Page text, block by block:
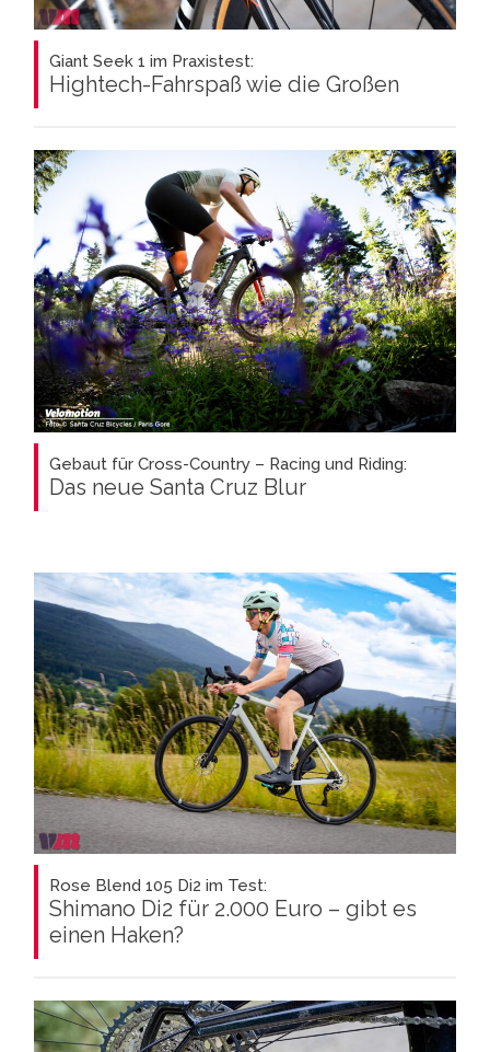
Giant Seek 1 im Praxistest:
Hightech-Fahrspaß wie die Großen
Gebaut für Cross-Country – Racing und Riding:
Das neue Santa Cruz Blur
Rose Blend 105 Di2 im Test:
Shimano Di2 für 2.000 Euro – gibt es
einen Haken?